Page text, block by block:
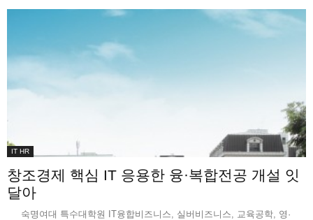
IT HR
창조경제 핵심 IT 응용한 융·복합전공 개설 잇
달아
숙명여대 특수대학원 IT융합비즈니스, 실버비즈니스, 교육공학, 영·